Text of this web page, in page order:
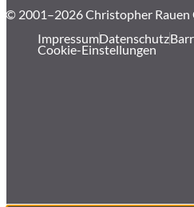
© 2001–2026 Christopher Rauen
ImpressumDatenschutz
Cookie-Einstellungen